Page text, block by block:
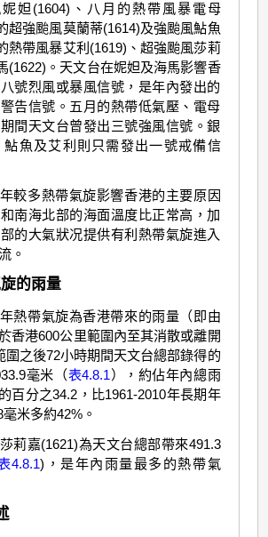
妮妲(1604)、八月的熱帶風暴電母
超強颱風莫蘭蒂(1614)及強颱風鮎魚
熱帶風暴艾利(1619)、超強颱風莎莉
(1622)。天文台在妮妲及海馬影響香
號烈風或暴風信號，是年內發出的
告信號。五月的熱帶低氣壓、電母
間天文台曾發出三號強風信號。銀
鮎魚及艾利則只需發出一號戒備信
較多熱帶氣旋影響香港的主要原因
南海北部的海面溫度比正常高，加
部的大氣狀况提供有利熱帶氣旋進入
。
的雨量
熱帶氣旋為香港帶來的雨量（即由
香港600公里範圍內至其消散或離開
圍之後72小時期間天文台總部錄得的
毫米（表4.8.1），約佔年內總雨
百分之34.2，比1961-2010年長期年
米多約42%。
莉嘉(1621)為天文台總部帶來491.3
4.8.1)，是年內雨量最多的熱帶氣